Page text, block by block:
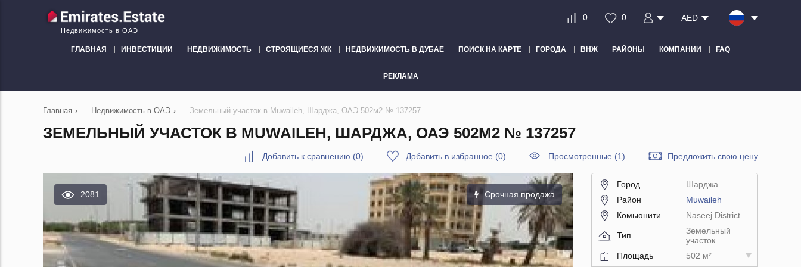
Недвижимость в ОАЭ
0 0 AED
ГЛАВНАЯ ИНВЕСТИЦИИ НЕДВИЖИМОСТЬ СТРОЯЩИЕСЯ ЖК НЕДВИЖИМОСТЬ В ДУБАЕ ПОИСК НА КАРТЕ ГОРОДА ВНЖ РАЙОНЫ КОМПАНИИ FAQ
РЕКЛАМА
Главная › Недвижимость в ОАЭ › Земельный участок в Muwaileh, Шарджа, ОАЭ 502м2 № 137257
ЗЕМЕЛЬНЫЙ УЧАСТОК В MUWAILEH, ШАРДЖА, ОАЭ 502М2 № 137257
Добавить к сравнению (0) Добавить в избранное (0) Просмотренные (1) Предложить свою цену
2081 Срочная продажа
Город
Шарджа
Район
Muwaileh
Комьюнити
Naseej District
Тип
Земельный
участок
Площадь
502 м²